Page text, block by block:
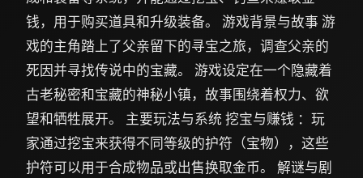
钱，用于购买道具和升级装备。 游戏背景与故事 游
戏的主角踏上了父亲留下的寻宝之旅，调查父亲的
死因并寻找传说中的宝藏。 游戏设定在一个隐藏着
古老秘密和宝藏的神秘小镇，故事围绕着权力、欲
望和牺牲展开。 主要玩法与系统 挖宝与赚钱 ：玩
家通过挖宝来获得不同等级的护符（宝物），这些
护符可以用于合成物品或出售换取金币。 解谜与剧